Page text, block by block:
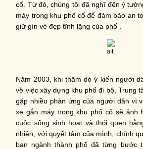
cổ. Từ đó, chúng tôi đã nghĩ đến ý
máy trong khu phố cổ để đảm bảo an
giữ gìn vẻ đẹp tĩnh lặng của phố”.
Năm 2003, khi thăm dò ý kiến người
về việc xây dựng khu phố đi bộ, Trung
gặp nhiều phản ứng của người dân vì
xe gắn máy trong khu phố cổ sẽ ảnh
cuộc sống sinh hoạt và thói quen
nhiên, với quyết tâm của mình, chính
ban ngành thành phố đã từng bước